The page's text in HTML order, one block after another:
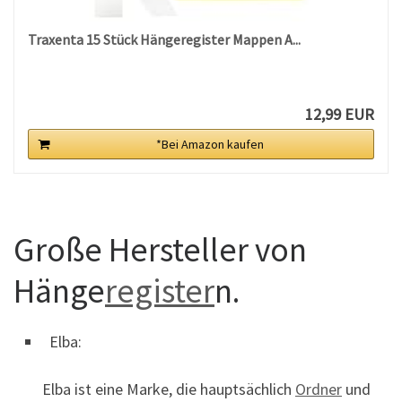
Traxenta 15 Stück Hängeregister Mappen A...
12,99 EUR
*Bei Amazon kaufen
Große Hersteller von
Hängeregistern.
Elba:
Elba ist eine Marke, die hauptsächlich Ordner und